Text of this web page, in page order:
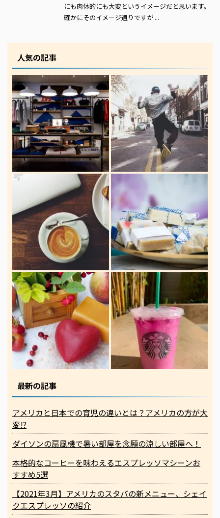
にも肉体的にも大変というイメージだと思います。
確かにそのイメージ通りですが ...
人気の記事
最新の記事
アメリカと日本での育児の違いとは？アメリカの方が大
変!?
ダイソンの扇風機で暑い部屋を念願の涼しい部屋へ！
本格的なコーヒーを味わえるエスプレッソマシーンお
すすめ5選
【2021年3月】アメリカのスタバの新メニュー、シェイ
クエスプレッソの紹介